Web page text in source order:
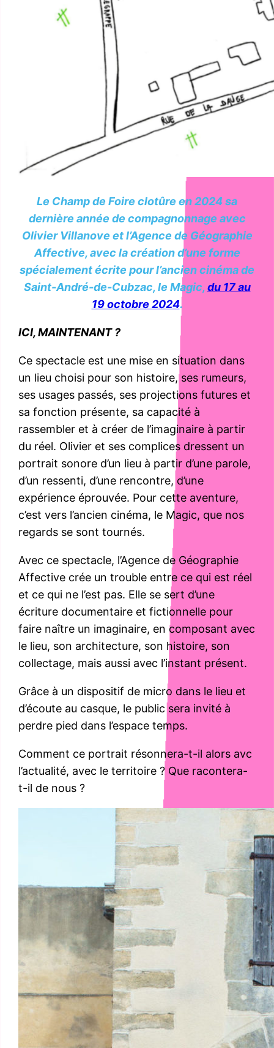
Le Champ de Foire clotûre en 2024 sa
dernière année de compagnonnage avec
Olivier Villanove et l’Agence de Géographie
Affective, avec la création d’une forme
spécialement écrite pour l’ancien cinéma de
Saint-André-de-Cubzac, le Magic,du 17 au
19 octobre 2024.
ICI, MAINTENANT ?
Ce spectacle est une mise en situation dans
un lieu choisi pour son histoire, ses rumeurs,
ses usages passés, ses projections futures et
sa fonction présente, sa capacité à
rassembler et à créer de l’imaginaire à partir
du réel. Olivier et ses complices dressent un
portrait sonore d’un lieu à partir d’une parole,
d’un ressenti, d’une rencontre, d’une
expérience éprouvée. Pour cette aventure,
c’est vers l’ancien cinéma, le Magic, que nos
regards se sont tournés.
Avec ce spectacle, l’Agence de Géographie
Affective crée un trouble entre ce qui est réel
et ce qui ne l’est pas. Elle se sert d’une
écriture documentaire et fictionnelle pour
faire naître un imaginaire, en composant avec
le lieu, son architecture, son histoire, son
collectage, mais aussi avec l’instant présent.
Grâce à un dispositif de micro dans le lieu et
d’écoute au casque, le public sera invité à
perdre pied dans l’espace temps.
Comment ce portrait résonnera-t-il alors avc
l’actualité, avec le territoire ? Que racontera-
t-il de nous ?